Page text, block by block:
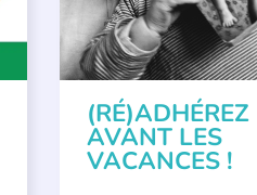
(RÉ)ADHÉREZ
AVANT LES
VACANCES !